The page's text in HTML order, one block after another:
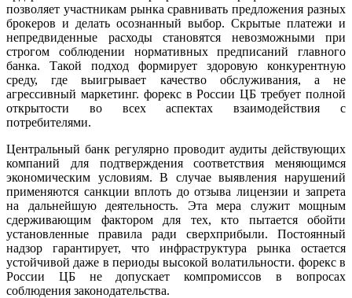
позволяет участникам рынка сравнивать предложения разных
брокеров и делать осознанный выбор. Скрытые платежи и
непредвиденные расходы становятся невозможными при
строгом соблюдении нормативных предписаний главного
банка. Такой подход формирует здоровую конкурентную
среду, где выигрывает качество обслуживания, а не
агрессивный маркетинг. форекс в России ЦБ требует полной
открытости во всех аспектах взаимодействия с
потребителями.
Центральный банк регулярно проводит аудиты действующих
компаний для подтверждения соответствия меняющимся
экономическим условиям. В случае выявления нарушений
применяются санкции вплоть до отзыва лицензии и запрета
на дальнейшую деятельность. Эта мера служит мощным
сдерживающим фактором для тех, кто пытается обойти
установленные правила ради сверхприбыли. Постоянный
надзор гарантирует, что инфраструктура рынка остается
устойчивой даже в периоды высокой волатильности. форекс в
России ЦБ не допускает компромиссов в вопросах
соблюдения законодательства.